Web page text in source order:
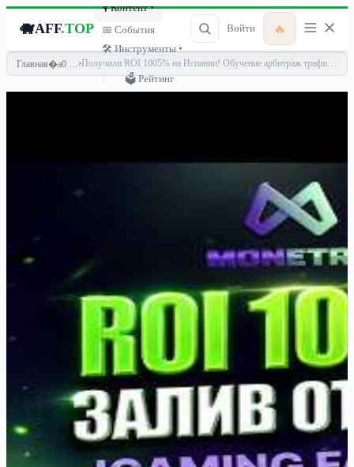
🐗AFF.TOP
🎙 Контент ▾
📅 События
🛠 Инструменты ▾
🗳 Рейтинг
Войти 🔥
Главная › Получили ROI 1005% на Испании! Обучение арбитраж трафика фейсбук Гемблинг